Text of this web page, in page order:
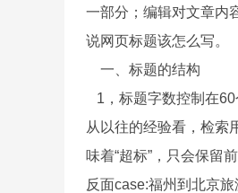
一部分；编辑对文章内
说网页标题该怎么写。
一、标题的结构
1，标题字数控制在60
从以往的经验看，检索
味着“超标”，只会保留
反面case:福州到北京